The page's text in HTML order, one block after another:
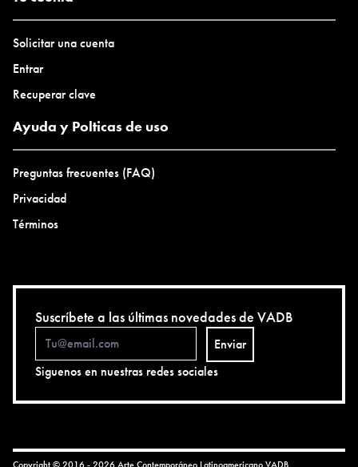
Solicitar una cuenta
Entrar
Recuperar clave
Ayuda y Polticas de uso
Preguntas frecuentes (FAQ)
Privacidad
Términos
Suscríbete a las últimas novedades de VADB
Enviar
Siguenos en nuestras redes sociales